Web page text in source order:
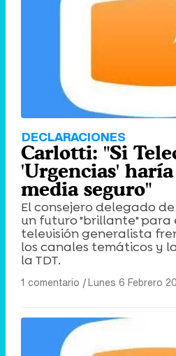
DECLARACIONES
Carlotti: "Si
'Urgencias'
media seguro"
El consejero delegado
un futuro "brillante" para
televisión generalista
los canales temáticos y
la TDT.
1 comentario |Lunes 6 Febrero